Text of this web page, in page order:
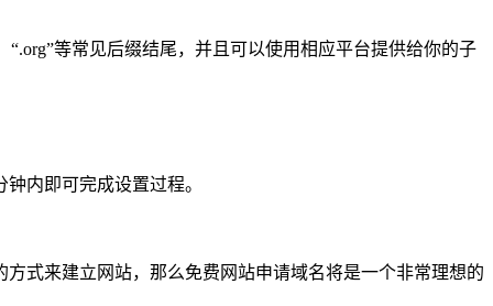
等常见后缀结尾，并且可以使用相应平台提供给你的子
内即可完成设置过程。
式来建立网站，那么免费网站申请域名将是一个非常理想的